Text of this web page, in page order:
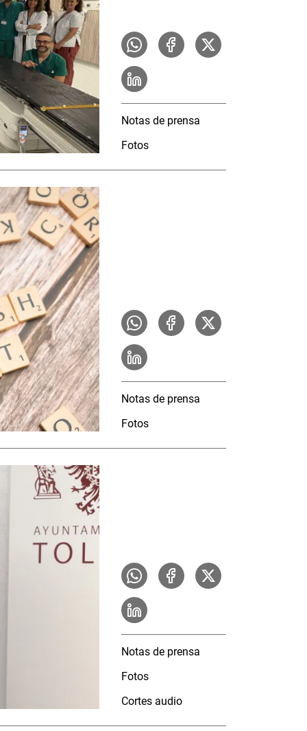
Notas de prensa
Fotos
Notas de prensa
Fotos
Notas de prensa
Fotos
Cortes audio